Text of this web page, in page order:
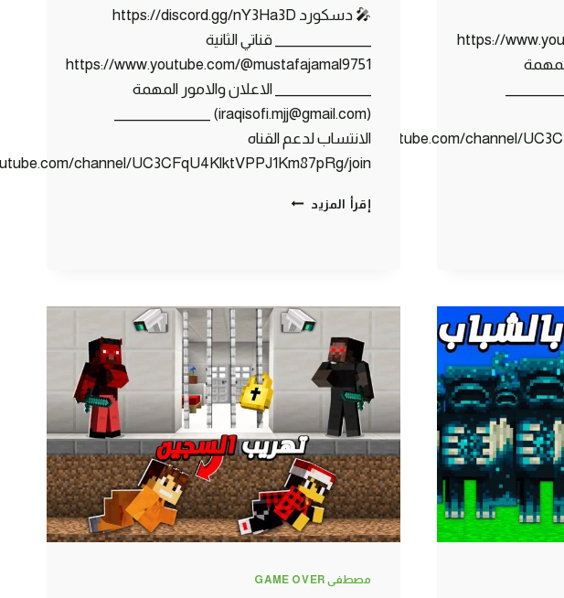
https://
https://www.youtube.com/channel/
🎤 دسكورد https://discord.gg/nY3Ha3D
_______________ قناتي الثانية
https://www.youtube.com/@mustafajamal9751
_______________ الاعلان والامور المهمة
(iraqisofi.mjj@gmail.com) _______________
الانتساب لدعم القناه
channel/UC3CFqU4KlktVPPJ1Km87pRg/join
إقرأ المزيد كلانس
بيكون
بالعالم
(
دايموند
+
ايميرالد
)
!!؟
مصطفى GAME OVER